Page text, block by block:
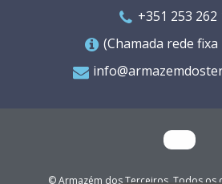
+351 253 262
(Chamada rede
© Armazém dos Terceiros. Todos os